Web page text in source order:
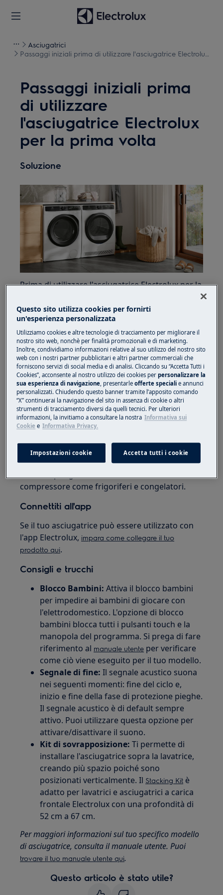
Asciugatrici
Passaggi iniziali prima di utilizzare l'asciugatrice Electrolux
Passaggi iniziali prima
di utilizzare
l'asciugatrice Electrolux
per la prima volta
Soluzione
Prima di utilizzare l'asciugatrice Electrolux per la
garantirne un corretto utilizzo.
Prepararsi per il primo utilizzo
Assicurati che il tamburo sia vuoto
Pulire l'interno dell'asciugatrice con un
panno umido
Metti il bucato umido nel cestello
Esegui un programma di 1 ora
NOTA:All'inizio del ciclo di asciugatura (primi 3-
leggermente più alto. Ciò è dovuto
all'avviamento del compressore. Questo è
compressore come frigoriferi e congelatori.
Connettiti all'app
Se il tuo asciugatrice può essere utilizzato con
l'app Electrolux, impara come collegare il tuo
prodotto qui.
Consigli e trucchi
Blocco Bambini: Attiva il blocco bambini
per impedire ai bambini di giocare con
l'elettrodomestico. L'opzione di blocco
bambini blocca tutti i pulsanti touch e la
manopola del programma. Si prega di fare
riferimento al manuale utente per verificare
come ciò viene eseguito per il tuo modello.
Segnale di fine: Il segnale acustico suona
nei seguenti momenti: fine del ciclo e,
inizio e fine della fase di protezione pieghe.
Il segnale acustico è di default sempre
attivo. Puoi utilizzare questa opzione per
attivare/disattivare il suono.
Kit di sovrapposizione: Ti permette di
installare l'asciugatrice sopra la lavatrice,
creando più spazio poiché sono
posizionati verticalmente. Il Stacking Kit è
adatto per lavatrici e asciugatrici a carica
frontale Electrolux con una profondità di
52 cm a 67 cm.
Per maggiori informazioni sul tuo specifico modello
di asciugatrice, consulta il manuale utente. Puoi
trovare il tuo manuale utente qui.
Questo articolo è stato utile?
Questo sito utilizza cookies per fornirti
un'esperienza personalizzata
Utilizziamo cookies e altre tecnologie di tracciamento per migliorare il
nostro sito web, nonchè per finalità promozionali e di marketing.
Inoltre, condividiamo informazioni relative al suo utilizzo del nostro sito
web con i nostri partner pubblicitari e altri partner commerciali che
forniscono servizi di social media e di analisi. Cliccando su “Accetta Tutti i
Cookies”, acconsente al nostro utilizzo dei cookies perpersonalizzare la
sua esperienza di navigazione, presentarleofferte speciali e annunci
personalizzati. Chiudendo questo banner tramite l’apposito comando
“X” continuerai la navigazione del sito in assenza di cookie o altri
strumenti di tracciamento diversi da quelli tecnici. Per ulteriori
informazioni, la invitiamo a consultare la nostra Informativa sui
Cookie e Informativa Privacy.
Impostazioni cookie Accetta tutti i cookie